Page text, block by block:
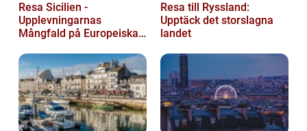
Resa Sicilien -
Upplevningarnas
Mångfald på Europeiska
Resa till Ryssland:
Upptäck det storslagna
landet